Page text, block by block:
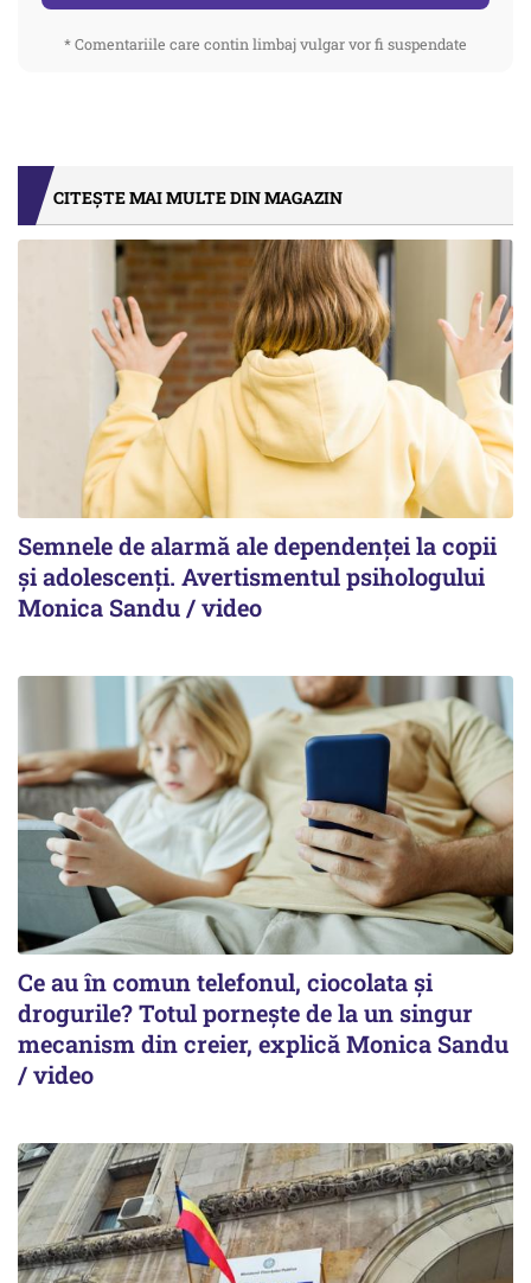
* Comentariile care contin limbaj vulgar vor fi suspendate
CITEȘTE MAI MULTE DIN MAGAZIN
Semnele de alarmă ale dependenței la copii
și adolescenți. Avertismentul psihologului
Monica Sandu / video
Ce au în comun telefonul, ciocolata și
drogurile? Totul pornește de la un singur
mecanism din creier, explică Monica Sandu
/ video